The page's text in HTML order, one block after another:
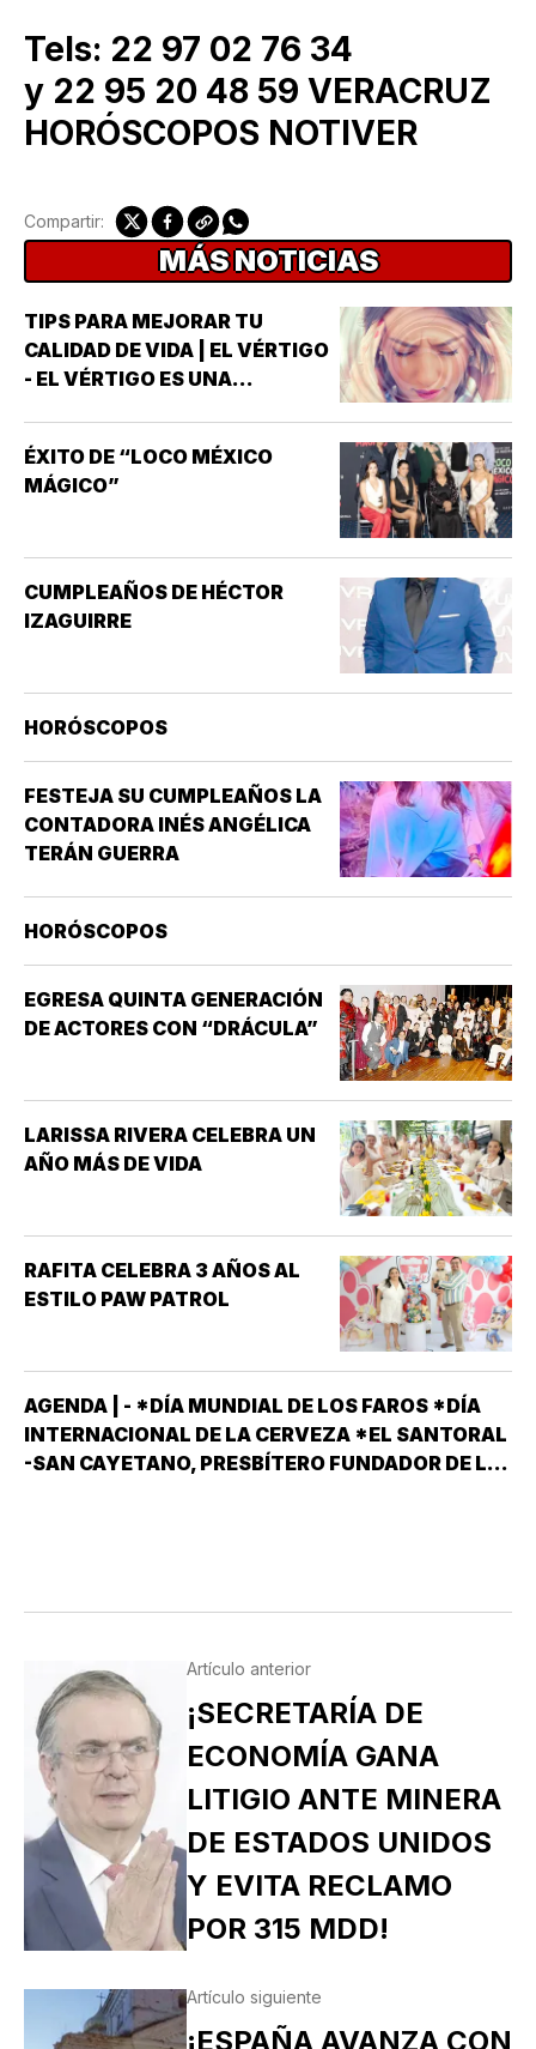
Tels: 22 97 02 76 34
y 22 95 20 48 59 VERACRUZ
HORÓSCOPOS NOTIVER
Compartir:
MÁS NOTICIAS
TIPS PARA MEJORAR TU
CALIDAD DE VIDA | EL VÉRTIGO
- EL VÉRTIGO ES UNA
MISMO O EL ENTORNO ESTÁN
GIRANDO O MOVIÉNDOSE *NO
SENSACIONES DE
ATURDIMIENTO…
ÉXITO DE “LOCO MÉXICO
MÁGICO”
CUMPLEAÑOS DE HÉCTOR
IZAGUIRRE
HORÓSCOPOS
FESTEJA SU CUMPLEAÑOS LA
CONTADORA INÉS ANGÉLICA
TERÁN GUERRA
HORÓSCOPOS
EGRESA QUINTA GENERACIÓN
DE ACTORES CON “DRÁCULA”
LARISSA RIVERA CELEBRA UN
AÑO MÁS DE VIDA
RAFITA CELEBRA 3 AÑOS AL
ESTILO PAW PATROL
AGENDA | - *DÍA MUNDIAL DE LOS FAROS *DÍA
INTERNACIONAL DE LA CERVEZA *EL SANTORAL
-SAN CAYETANO, PRESBÍTERO FUNDADOR DE LA
Artículo anterior
¡SECRETARÍA DE
ECONOMÍA GANA
LITIGIO ANTE MINERA
DE ESTADOS UNIDOS
Y EVITA RECLAMO
POR 315 MDD!
Artículo siguiente
¡ESPAÑA AVANZA CON